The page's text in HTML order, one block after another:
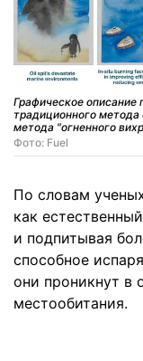
Графическое описание
традиционного метода
метода "огненного
Фото: Fuel
По словам
как
и подпитывая
способное
они проникнут в
местообитания.